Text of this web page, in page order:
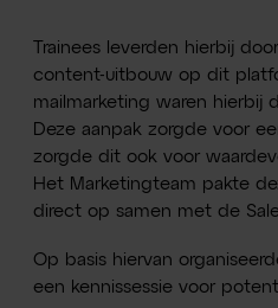
Trainees leverden hierbij
content-uitbouw op dit
mailmarketing waren hierbij
Deze aanpak zorgde voor
zorgde dit ook voor
Het Marketingteam pakte
direct op samen met de
Op basis hiervan
een kennissessie voor